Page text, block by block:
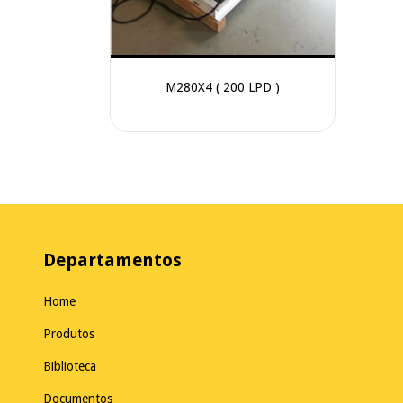
M280X4 ( 200 LPD )
Departamentos
Home
Produtos
Biblioteca
Documentos